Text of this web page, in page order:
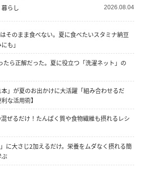
らし 2026.08.04
そのまま食べない。夏に食べたいスタミナ納豆
も」
たら正解だった。夏に役立つ「洗濯ネット」の
」が夏のお出かけに大活躍「組み合わせるだ
な活用術】
ぜるだけ！たんぱく質や食物繊維も摂れるレシ
に大さじ2加えるだけ。栄養をムダなく摂れる簡
ぶ